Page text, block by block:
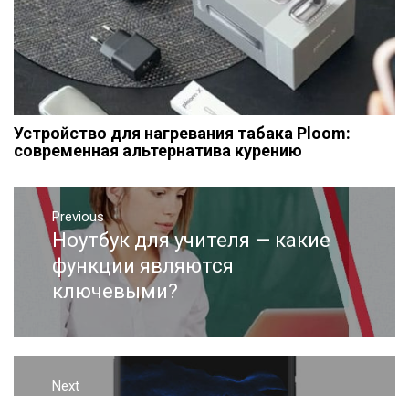
Устройство для нагревания табака Ploom:
современная альтернатива курению
Навигация
записям
Previous
Previous
post:
Ноутбук для учителя — какие
функции являются
ключевыми?
Next